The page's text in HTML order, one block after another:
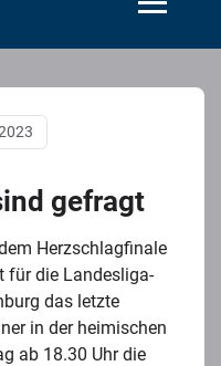
gefragt
Herzschlagfinale
für die Landesliga-
das letzte
in der heimischen
ab 18.30 Uhr die